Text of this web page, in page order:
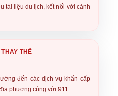
tài liệu du lịch, kết nối với cảnh
THẾ
đến các dịch vụ khẩn cấp
phương cùng với 911.